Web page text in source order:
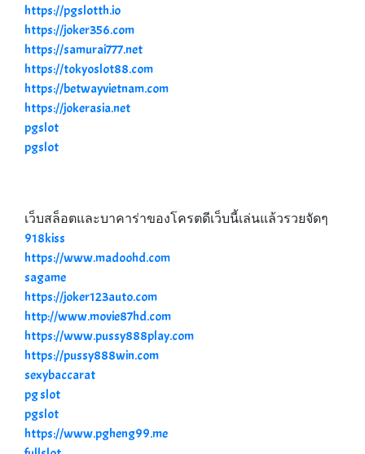
https://pgslotth.io
https://joker356.com
https://samurai777.net
https://tokyoslot88.com
https://betwayvietnam.com
https://jokerasia.net
pgslot
pgslot
เว็บสล็อตและบาคาร่าของโครตดีเว็บนี้เล่นแล้วรวยจัดๆ
918kiss
https://www.madoohd.com
sagame
https://joker123auto.com
http://www.movie87hd.com
https://www.pussy888play.com
https://pussy888win.com
sexybaccarat
pg slot
pgslot
https://www.pgheng99.me